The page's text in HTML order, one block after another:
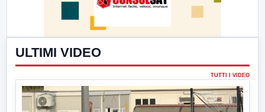
ULTIMI VIDEO
TUTTI I VIDEO